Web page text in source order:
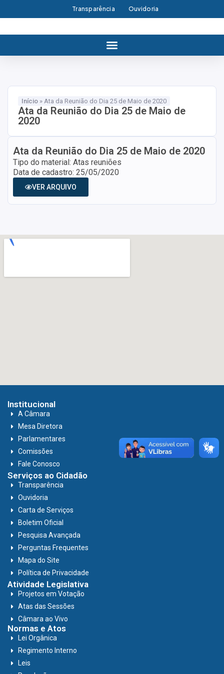
Transparência Ouvidoria
Início » Ata da Reunião do Dia 25 de Maio de 2020
Ata da Reunião do Dia 25 de Maio de
2020
Ata da Reunião do Dia 25 de Maio de 2020
Tipo do material: Atas reuniões
Data de cadastro: 25/05/2020
VER ARQUIVO
Institucional
A Câmara
Mesa Diretora
Parlamentares
Comissões
Fale Conosco
Serviços ao Cidadão
Transparência
Ouvidoria
Carta de Serviços
Boletim Oficial
Pesquisa Avançada
Perguntas Frequentes
Mapa do Site
Política de Privacidade
Atividade Legislativa
Projetos em Votação
Atas das Sessões
Câmara ao Vivo
Normas e Atos
Lei Orgânica
Regimento Interno
Leis